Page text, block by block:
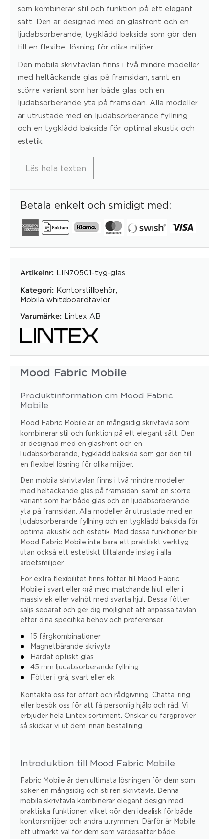
som kombinerar stil och funktion på ett elegant
sätt. Den är designad med en glasfront och en
ljudabsorberande, tygklädd baksida som gör den
till en flexibel lösning för olika miljöer.
Den mobila skrivtavlan finns i två mindre modeller
med heltäckande glas på framsidan, samt en
större variant som har både glas och en
ljudabsorberande yta på framsidan. Alla modeller
är utrustade med en ljudabsorberande fyllning
och en tygklädd baksida för optimal akustik och
estetik.
Läs hela texten
Betala enkelt och smidigt med:
Artikelnr: LIN70501-tyg-glas
Kategori: Kontorstillbehör
Mobila whiteboardtavlor
Varumärke: Lintex AB
Mood Fabric Mobile
Produktinformation om Mood Fabric
Mobile
Mood Fabric Mobile är en mångsidig skrivtavla som
kombinerar stil och funktion på ett elegant sätt. Den
är designad med en glasfront och en
ljudabsorberande, tygklädd baksida som gör den till
en flexibel lösning för olika miljöer.
Den mobila skrivtavlan finns i två mindre modeller
med heltäckande glas på framsidan, samt en större
variant som har både glas och en ljudabsorberande
yta på framsidan. Alla modeller är utrustade med en
ljudabsorberande fyllning och en tygklädd baksida för
optimal akustik och estetik. Med dessa funktioner blir
Mood Fabric Mobile inte bara ett praktiskt verktyg
utan också ett estetiskt tilltalande inslag i alla
arbetsmiljöer.
För extra flexibilitet finns fötter till Mood Fabric
Mobile i svart eller grå med matchande hjul, eller i
massiv ek eller valnöt med svarta hjul. Dessa fötter
säljs separat och ger dig möjlighet att anpassa tavlan
efter dina specifika behov och preferenser.
15 färgkombinationer
Magnetbärande skrivyta
Härdat optiskt glas
45 mm ljudabsorberande fyllning
Fötter i grå, svart eller ek
Kontakta oss för offert och rådgivning. Chatta, ring
eller besök oss för att få personlig hjälp och råd. Vi
erbjuder hela Lintex sortiment. Önskar du färgprover
så skickar vi ut dem innan beställning.
Introduktion till Mood Fabric Mobile
Fabric Mobile är den ultimata lösningen för dem som
söker en mångsidig och stilren skrivtavla. Denna
mobila skrivtavla kombinerar elegant design med
praktiska funktioner, vilket gör den idealisk för både
kontorsmiljöer och andra utrymmen. Därför är Mobile
ett utmärkt val för dem som värdesätter både